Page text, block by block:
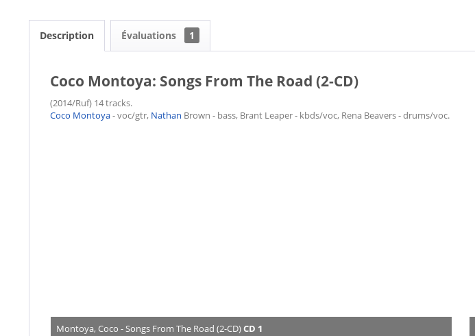
Description Évaluations 1
Coco Montoya: Songs From The Road (2-CD)
(2014/Ruf) 14 tracks.
Coco Montoya- voc/gtr, Nathan Brown - bass, Brant Leaper - kbds/voc, Rena Beavers - drums/voc.
Montoya, Coco - Songs From The Road (2-CD)CD 1